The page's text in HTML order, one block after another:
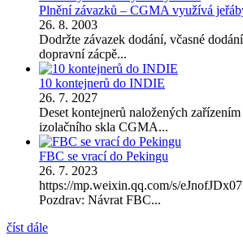
Plnění závazků – CGMA využívá
26. 8. 2003
Dodržte závazek dodání, včasné
dopravní zácpě...
10 kontejnerů do INDIE
26. 7. 2027
Deset kontejnerů naložených
izolačního skla CGMA...
FBC se vrací do Pekingu
26. 7. 2023
https://mp.weixin.qq.com/s/
Pozdrav: Návrat FBC...
číst dále